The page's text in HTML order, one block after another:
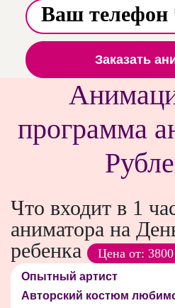
Заказать
программа
Что входит в 1
аниматора на
ребенка
Цена от:
Опытный артист
Авторский костюм